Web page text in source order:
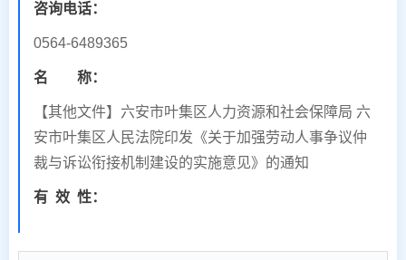
咨询电话：
0564-6489365
名 称：
【其他文件】六安市叶集区人力资源和社会保障局 六
安市叶集区人民法院印发《关于加强劳动人事争议仲
裁与诉讼衔接机制建设的实施意见》的通知
有 效 性：